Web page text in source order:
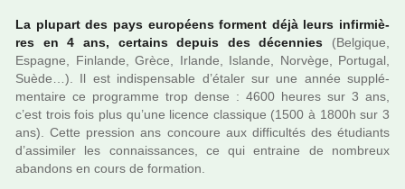
La plu­part des pays euro­péens for­ment déjà leurs infir­miè­
res en 4 ans, cer­tains depuis des décen­nies (Belgique,
Espagne, Finlande, Grèce, Irlande, Islande, Norvège, Portugal,
Suède…). Il est indis­pen­sa­ble d’étaler sur une année sup­plé­
men­taire ce pro­gramme trop dense : 4600 heures sur 3 ans,
c’est trois fois plus qu’une licence clas­si­que (1500 à 1800h sur 3
ans). Cette pres­sion ans concoure aux dif­fi­cultés des étudiants
d’assi­mi­ler les connais­san­ces, ce qui entraine de nom­breux
aban­dons en cours de for­ma­tion.